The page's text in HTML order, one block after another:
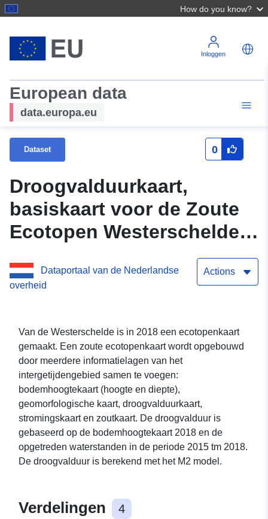
How do you know?
Inloggen
European data
data.europa.eu
Dataset 0
Droogvalduurkaart,
basiskaart voor de Zoute
Ecotopen Westerschelde
Dataportaal van de Nederlandse
overheid
Actions
Van de Westerschelde is in 2018 een ecotopenkaart
gemaakt. Een zoute ecotopenkaart wordt opgebouwd
door meerdere informatielagen van het
intergetijdengebied samen te voegen:
bodemhoogtekaart (hoogte en diepte),
geomorfologische kaart, droogvalduurkaart,
stromingskaart en zoutkaart. De droogvalduur is
gebaseerd op de bodemhoogtekaart 2018 en de
opgetreden waterstanden in de periode 2015 tm 2018.
De droogvalduur is berekend met het M2 model.
Verdelingen 4